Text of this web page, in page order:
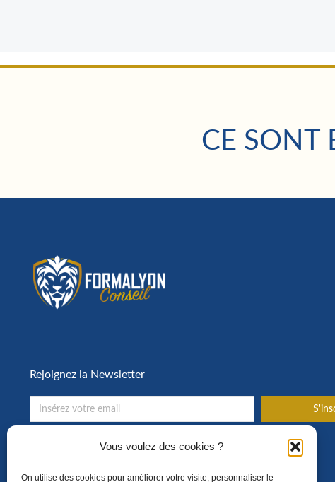
Vous voulez des cookies ?
On utilise des cookies pour améliorer votre visite, personnaliser le
CE SONT
Rejoignez la Newsletter
Toute l’actualité de la formation en entreprise !